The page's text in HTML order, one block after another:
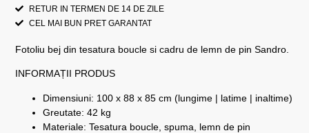
RETUR IN TERMEN DE 14 DE ZILE
CEL MAI BUN PRET GARANTAT
Fotoliu bej din tesatura boucle si cadru de lemn de pin Sandro.
INFORMAȚII PRODUS
Dimensiuni: 100 x 88 x 85 cm (lungime | latime | inaltime)
Greutate: 42 kg
Materiale: Tesatura boucle, spuma, lemn de pin